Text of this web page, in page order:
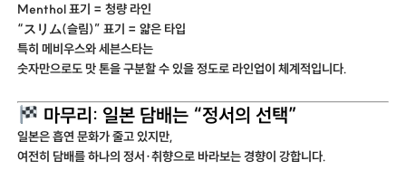
Menthol 표기 = 청량 라인
“スリム(슬림)” 표기 = 얇은 타입
특히 메비우스와 세븐스타는
숫자만으로도 맛 톤을 구분할 수 있을 정도로 라인업이 체계적입니다.
마무리: 일본 담배는 “정서의 선택”
일본은 흡연 문화가 줄고 있지만,
여전히 담배를 하나의 정서·취향으로 바라보는 경향이 강합니다.